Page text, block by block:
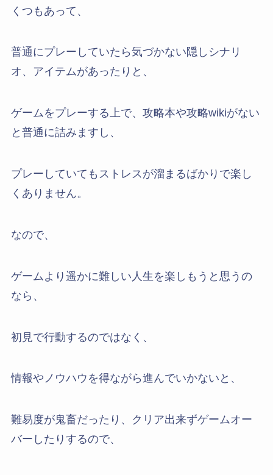
くつもあって、
普通にプレーしていたら気づかない隠しシナリ
オ、アイテムがあったりと、
ゲームをプレーする上で、攻略本や攻略wikiがない
と普通に詰みますし、
プレーしていてもストレスが溜まるばかりで楽し
くありません。
なので、
ゲームより遥かに難しい人生を楽しもうと思うの
なら、
初見で行動するのではなく、
情報やノウハウを得ながら進んでいかないと、
難易度が鬼畜だったり、クリア出来ずゲームオー
バーしたりするので、